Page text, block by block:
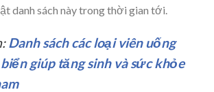
danh sách này trong thời gian tới.
Danh sách các loại viên uống
giúp tăng sinh và sức khỏe